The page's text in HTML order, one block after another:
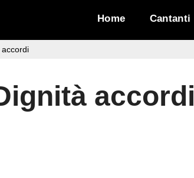
Home Cantanti
accordi